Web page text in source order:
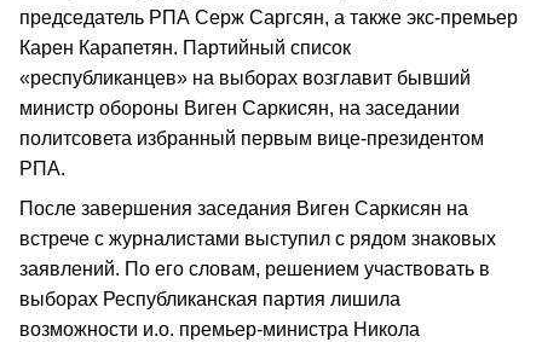
председатель РПА Серж Саргсян, а также экс-премьер
Карен Карапетян. Партийный список
«республиканцев» на выборах возглавит бывший
министр обороны Виген Саркисян, на заседании
политсовета избранный первым вице-президентом
РПА.
После завершения заседания Виген Саркисян на
встрече с журналистами выступил с рядом знаковых
заявлений. По его словам, решением участвовать в
выборах Республиканская партия лишила
возможности и.о. премьер-министра Никола